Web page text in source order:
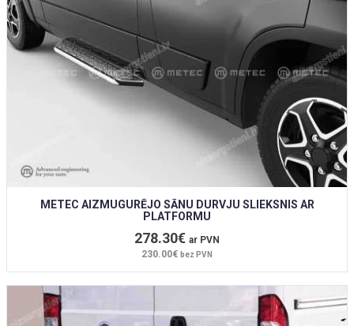
METEC AIZMUGURĒJO SĀNU DURVJU SLIEKSNIS AR
PLATFORMU
278.30€ ar PVN
230.00€ bez PVN